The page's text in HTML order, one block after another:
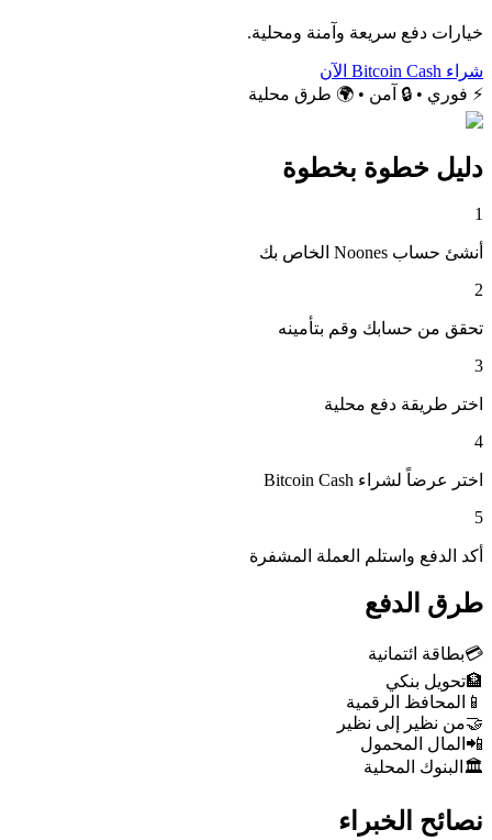
خيارات دفع سريعة وآمنة ومحلية.
شراء Bitcoin Cash الآن
⚡ فوري • 🔒 آمن • 🌍 طرق محلية
دليل خطوة بخطوة
1
أنشئ حساب Noones الخاص بك
2
تحقق من حسابك وقم بتأمينه
3
اختر طريقة دفع محلية
4
اختر عرضاً لشراء Bitcoin Cash
5
أكد الدفع واستلم العملة المشفرة
طرق الدفع
💳بطاقة ائتمانية
🏦تحويل بنكي
📱 المحافظ الرقمية
🤝من نظير إلى نظير
📲 المال المحمول
🏛️ البنوك المحلية
نصائح الخبراء